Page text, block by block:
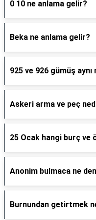
0 10 ne anlama gelir?
Beka ne anlama gelir?
925 ve 926 gümüş aynı
Askeri arma ve peç
25 Ocak hangi burç ve
Anonim bulmaca ne
Burnundan getirtmek